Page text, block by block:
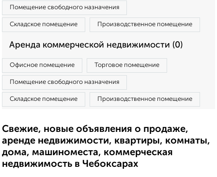
Помещение свободного назначения
Складское помещение Производственное помещение
Аренда коммерческой недвижимости (0)
Офисное помещение Торговое помещение
Помещение свободного назначения
Складское помещение Производственное помещение
Свежие, новые объявления о продаже,
аренде недвижимости, квартиры, комнаты,
дома, машиноместа, коммерческая
недвижимость в Чебоксарах